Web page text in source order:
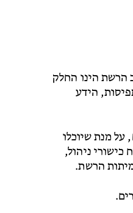
הרשת הינו החלק
הידע
מנת שיוכלו
ניהול,
הרשת.